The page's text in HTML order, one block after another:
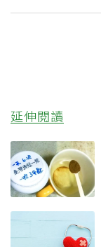
延伸閱讀